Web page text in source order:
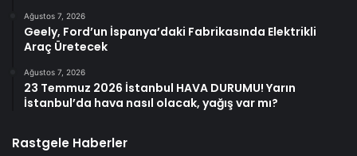
Ağustos 7, 2026
Geely, Ford’un İspanya’daki Fabrikasında Elektrikli
Araç Üretecek
Ağustos 7, 2026
23 Temmuz 2026 İstanbul HAVA DURUMU! Yarın
İstanbul’da hava nasıl olacak, yağış var mı?
Rastgele Haberler